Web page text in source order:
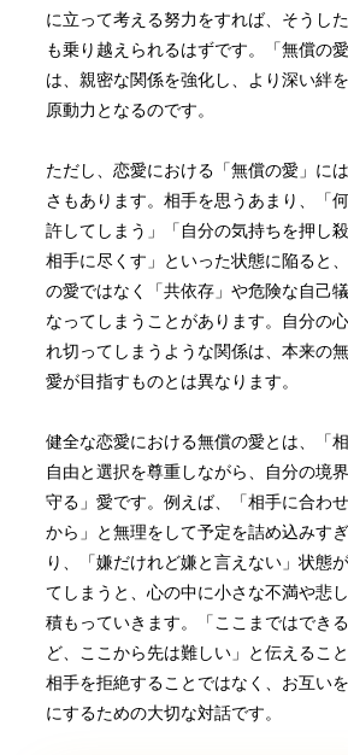
に立って考える努力をすれば、そうし
も乗り越えられるはずです。「無償の愛
は、親密な関係を強化し、より深い絆を
原動力となるのです。
ただし、恋愛における「無償の愛」に
さもあります。相手を思うあまり、「
許してしまう」「自分の気持ちを押し
相手に尽くす」といった状態に陥ると
の愛ではなく「共依存」や危険な自己
なってしまうことがあります。自分の
れ切ってしまうような関係は、本来の
愛が目指すものとは異なります。
健全な恋愛における無償の愛とは、「
自由と選択を尊重しながら、自分の境
守る」愛です。例えば、「相手に合わ
から」と無理をして予定を詰め込みす
り、「嫌だけれど嫌と言えない」状態
てしまうと、心の中に小さな不満や悲
積もっていきます。「ここまではでき
ど、ここから先は難しい」と伝えること
相手を拒絶することではなく、お互い
にするための大切な対話です。